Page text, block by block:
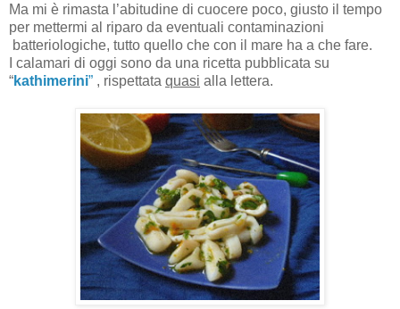
Ma mi è rimasta l’abitudine di cuocere poco, giusto il tempo
per mettermi al riparo da eventuali contaminazioni
batteriologiche, tutto quello che con il mare ha a che fare.
I calamari di oggi sono da una ricetta pubblicata su
“kathimerini” , rispettata quasi alla lettera.